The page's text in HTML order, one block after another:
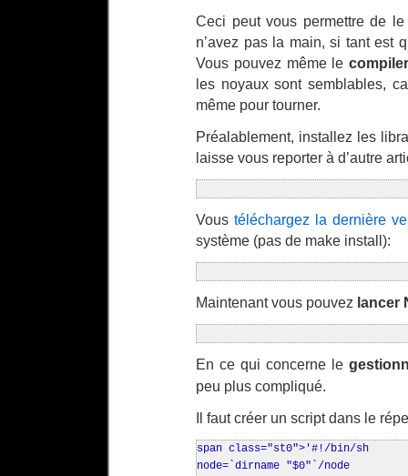
Ceci peut vous permettre de
n’avez pas la main, si tant est
Vous pouvez même le
les noyaux sont semblables,
même pour tourner.
Préalablement, installez les
laisse vous reporter à d’autre
Vous téléchargez la dernière
système (pas de make install):
Maintenant vous pouvez lancer
En ce qui concerne le
peu plus compliqué.
Il faut créer un script dans le
span class="st0">'#!/bin/sh
node=`dirname "$0"`/node